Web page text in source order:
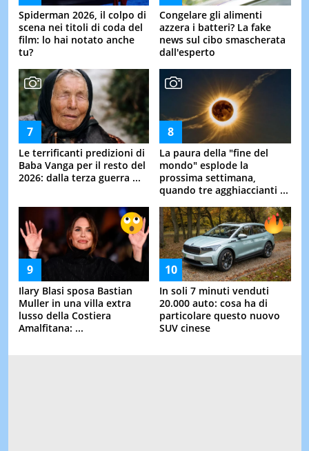
Spiderman 2026, il colpo di
scena nei titoli di coda del
film: lo hai notato anche
tu?
Congelare gli alimenti
azzera i batteri? La fake
news sul cibo smascherata
dall'esperto
Le terrificanti predizioni di
Baba Vanga per il resto del
2026: dalla terza guerra ...
La paura della "fine del
mondo" esplode la
prossima settimana,
quando tre agghiaccianti ...
Ilary Blasi sposa Bastian
Muller in una villa extra
lusso della Costiera
Amalfitana: ...
In soli 7 minuti venduti
20.000 auto: cosa ha di
particolare questo nuovo
SUV cinese